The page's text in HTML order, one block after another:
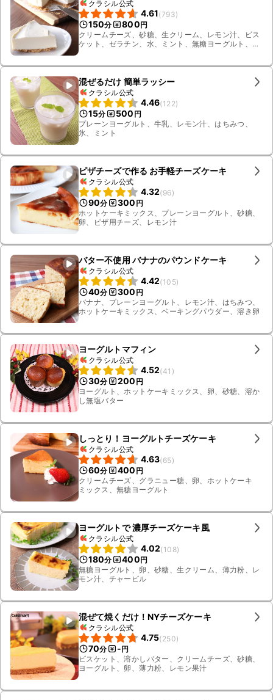
クラシル公式
4.61(793)
150分 800円
クリームチーズ、砂糖、生クリーム、レモン汁、ビス
ケット、ゼラチン、水、ミント、無糖ヨーグルト、溶
混ぜるだけ 簡単ラッシー
クラシル公式
4.46(122)
15分 500 円
プレーンヨーグルト、牛乳、レモン汁、はちみつ、
氷、ミント
ピザチーズで作る お手軽チーズケーキ
クラシル公式
4.32(96)
90分 300 円
ホットケーキミックス、プレーンヨーグルト、砂糖、
卵、ピザ用チーズ、レモン汁
バター不使用 バナナのパウンドケーキ
クラシル公式
4.42(105)
40分 300 円
バナナ、プレーンヨーグルト、レモン汁、はちみつ、
ホットケーキミックス、ベーキングパウダー、溶き卵
ヨーグルトマフィン
クラシル公式
4.52(41 )
30分 200 円
ヨーグルト、ホットケーキミックス、卵、砂糖、溶か
し無塩バター
しっとり！ヨーグルトチーズケーキ
クラシル公式
4.63(65)
60分 400 円
クリームチーズ、グラニュー糖、卵、ホットケーキ
ミックス、無糖ヨーグルト
ヨーグルトで 濃厚チーズケーキ風
クラシル公式
4.02(108)
180分 400円
無糖ヨーグルト、卵、砂糖、生クリーム、薄力粉、レ
モン汁、チャービル
混ぜて焼くだけ！NYチーズケーキ
クラシル公式
4.75(250)
70分 -円
ビスケット、溶かしバター、クリームチーズ、砂糖、
ヨーグルト、卵、薄力粉、レモン果汁